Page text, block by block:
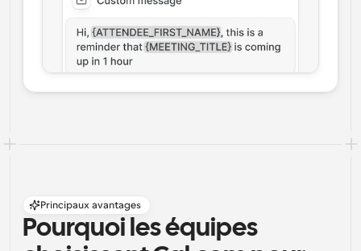
Principaux avantages
Pourquoi les équipes